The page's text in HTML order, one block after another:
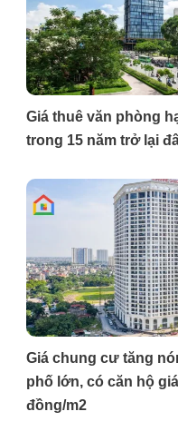
Giá thuê văn phòng
trong 15 năm trở lại
Giá chung cư tăng
phố lớn, có căn hộ
đồng/m2